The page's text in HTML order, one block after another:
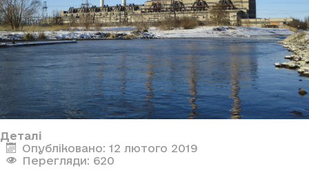
Деталі
Опубліковано: 12 лютого 2019
Перегляди: 620